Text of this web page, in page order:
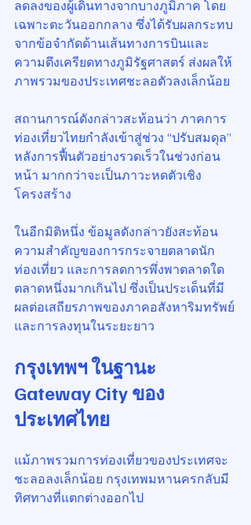
ลดลงของผู้เดินทางจากบางภูมิภาค โดย
เฉพาะตะวันออกกลาง ซึ่งได้รับผลกระทบ
จากข้อจำกัดด้านเส้นทางการบินและ
ความตึงเครียดทางภูมิรัฐศาสตร์ ส่งผลให้
ภาพรวมของประเทศชะลอตัวลงเล็กน้อย
สถานการณ์ดังกล่าวสะท้อนว่า ภาคการ
ท่องเที่ยวไทยกำลังเข้าสู่ช่วง “ปรับสมดุล”
หลังการฟื้นตัวอย่างรวดเร็วในช่วงก่อน
หน้า มากกว่าจะเป็นภาวะหดตัวเชิง
โครงสร้าง
ในอีกมิติหนึ่ง ข้อมูลดังกล่าวยังสะท้อน
ความสำคัญของการกระจายตลาดนัก
ท่องเที่ยว และการลดการพึ่งพาตลาดใด
ตลาดหนึ่งมากเกินไป ซึ่งเป็นประเด็นที่มี
ผลต่อเสถียรภาพของภาคอสังหาริมทรัพย์
และการลงทุนในระยะยาว
กรุงเทพฯ ในฐานะ
Gateway City ของ
ประเทศไทย
แม้ภาพรวมการท่องเที่ยวของประเทศจะ
ชะลอลงเล็กน้อย กรุงเทพมหานครกลับมี
ทิศทางที่แตกต่างออกไป